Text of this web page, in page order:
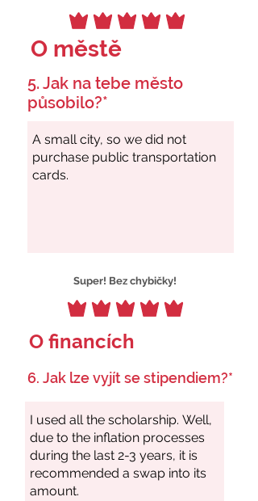
O městě
5. Jak na tebe město
působilo?*
Super! Bez chybičky!
O financích
6. Jak lze vyjít se stipendiem?*